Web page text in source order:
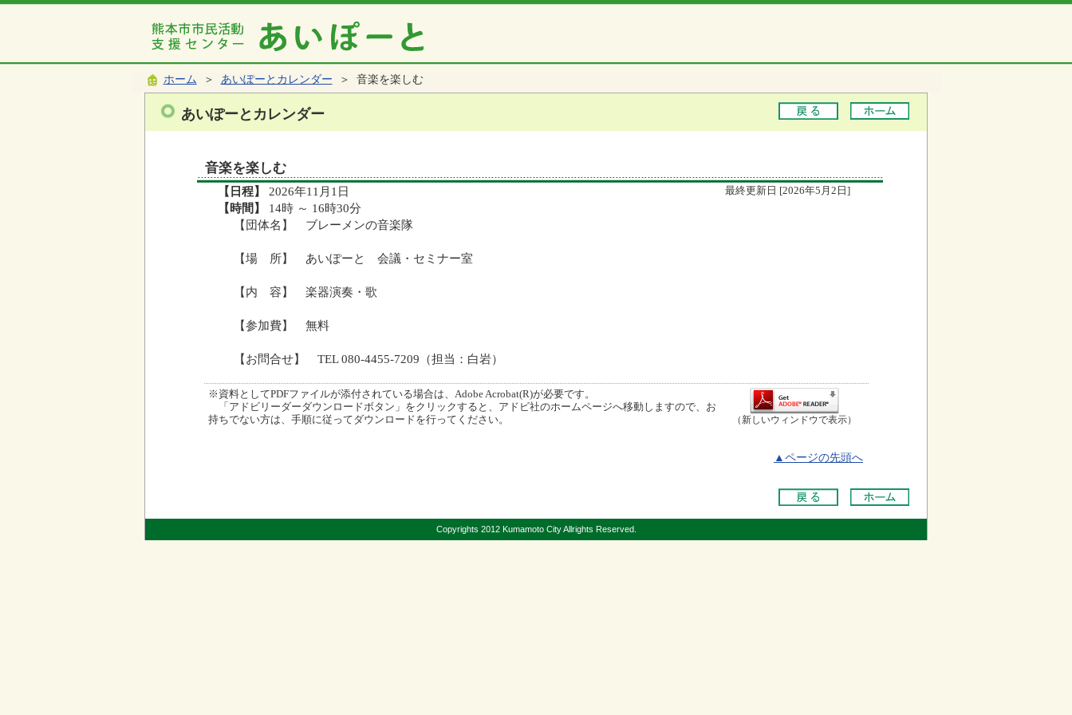
ホーム ＞ あいぽーとカレンダー ＞ 音楽を楽しむ
あいぽーとカレンダー
音楽を楽しむ
【日程】 2026年11月1日 最終更新日 [2026年5月2日]
【時間】
14時 ～ 16時30分
【団体名】 ブレーメンの音楽隊
【場 所】 あいぽーと 会議・セミナー室
【内 容】 楽器演奏・歌
【参加費】 無料
【お問合せ】 TEL 080-4455-7209（担当：白岩）
※資料としてPDFファイルが添付されている場合は、Adobe Acrobat(R)が必要です。
「アドビリーダーダウンロードボタン」をクリックすると、アドビ社のホームページへ移動しますので、お
持ちでない方は、手順に従ってダウンロードを行ってください。
（新しいウィンドウで表示）
▲ページの先頭へ
Copyrights 2012 Kumamoto City Allrights Reserved.